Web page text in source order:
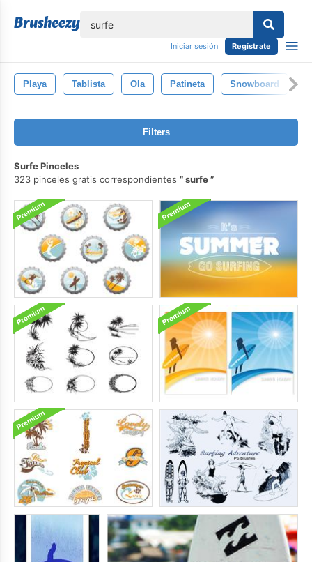
Iniciar sesión Regístrate
Playa Tablista Ola Patineta Snowboard
Filters
Surfe Pinceles
323 pinceles gratis correspondientes
surfe